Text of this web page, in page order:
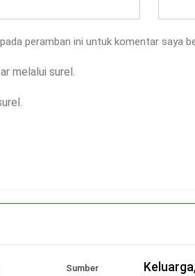
peramban ini untuk komentar saya
melalui surel.
Sumber